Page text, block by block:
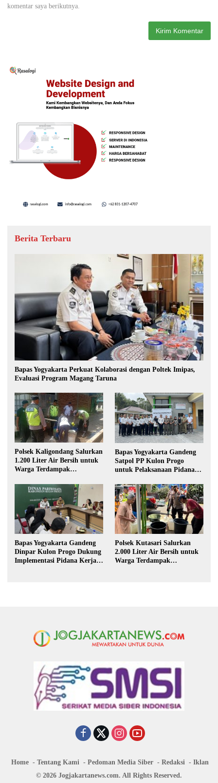
komentar saya berikutnya.
Berita Terbaru
Bapas Yogyakarta Perkuat Kolaborasi dengan Poltek Imipas,
Evaluasi Program Magang Taruna
Polsek Kaligondang Salurkan
1.200 Liter Air Bersih untuk
Warga Terdampak
Bapas Yogyakarta Gandeng
Satpol PP Kulon Progo
untuk Pelaksanaan Pidana
Bapas Yogyakarta Gandeng
Dinpar Kulon Progo Dukung
Implementasi Pidana Kerja
Polsek Kutasari Salurkan
2.000 Liter Air Bersih untuk
Warga Terdampak
Home Tentang Kami Pedoman Media Siber Redaksi
Iklan
© 2026 Jogjakartanews.com. All Rights Reserved.